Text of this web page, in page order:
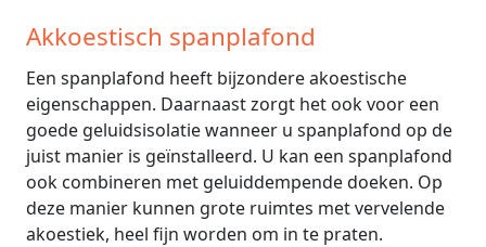
Akkoestisch spanplafond
Een spanplafond heeft bijzondere akoestische
eigenschappen. Daarnaast zorgt het ook voor een
goede geluidsisolatie wanneer u spanplafond op de
juist manier is geïnstalleerd. U kan een spanplafond
ook combineren met geluiddempende doeken. Op
deze manier kunnen grote ruimtes met vervelende
akoestiek, heel fijn worden om in te praten.